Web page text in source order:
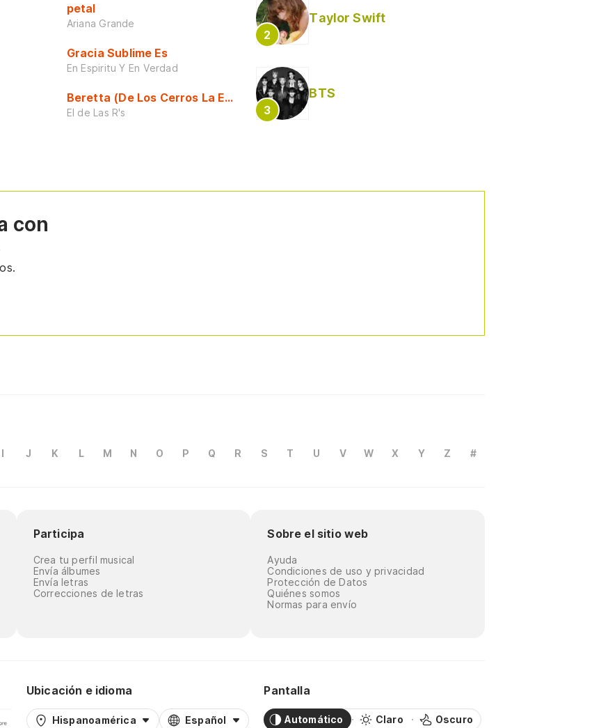
petal
Ariana Grande
Gracia Sublime Es
En Espiritu Y En Verdad
Beretta (De Los Cerros La Escuela)
El de Las R's
Taylor Swift
BTS
con
I J K L M N O P Q R S T U V W X Y Z #
Participa
Crea tu perfil musical
Envía álbumes
Envía letras
Correcciones de letras
Sobre el sitio web
Ayuda
Condiciones de uso y privacidad
Protección de Datos
Quiénes somos
Normas para envío
Ubicación e idioma
Hispanoamérica Español
Pantalla
Automático Claro Oscuro